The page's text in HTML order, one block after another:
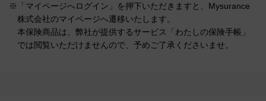
※「マイページへログイン」を押下いただきますと、Mysurance
株式会社のマイページへ遷移いたします。
本保険商品は、弊社が提供するサービス「わたしの保険手帳」
では閲覧いただけませんので、予めご了承くださいませ。